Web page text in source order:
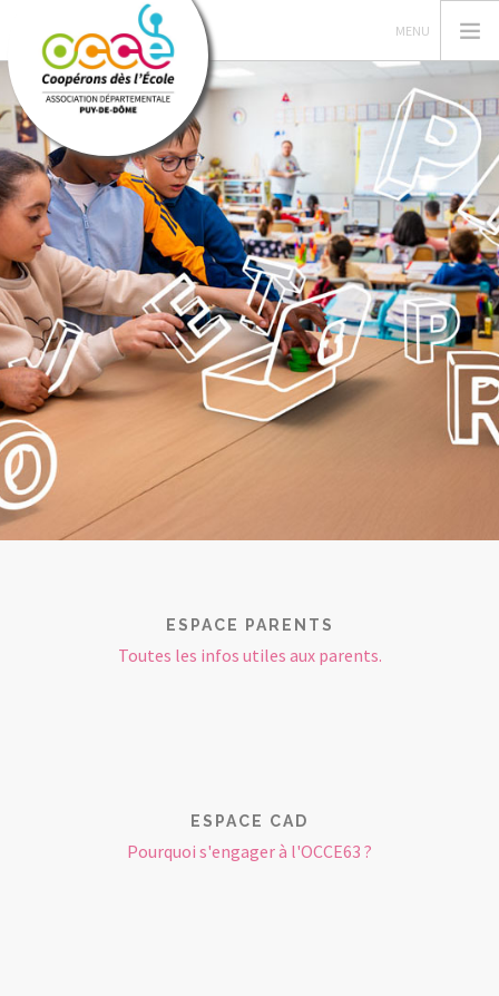
L'OCCE
GERER SA COOPERATIVE
ACTIONS ET RESSOURCES PEDAGOGIQUES
NOS FORMATIONS
PRÊTS ET SERVICES
POUR LE CAD
CONTACT
ESPACE PARENTS
Toutes les infos utiles aux parents.
ESPACE CAD
Pourquoi s'engager à l'OCCE63 ?